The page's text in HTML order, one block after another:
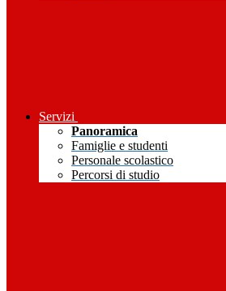
Servizi
Panoramica
Famiglie e studenti
Personale scolastico
Percorsi di studio